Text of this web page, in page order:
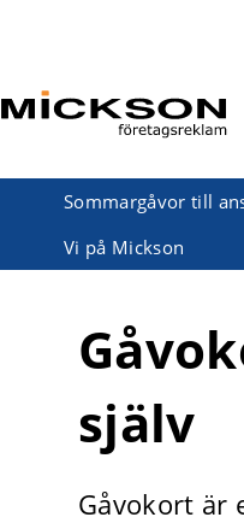
Sommargåvor till
Vi på Mickson
själv
Gåvokort är